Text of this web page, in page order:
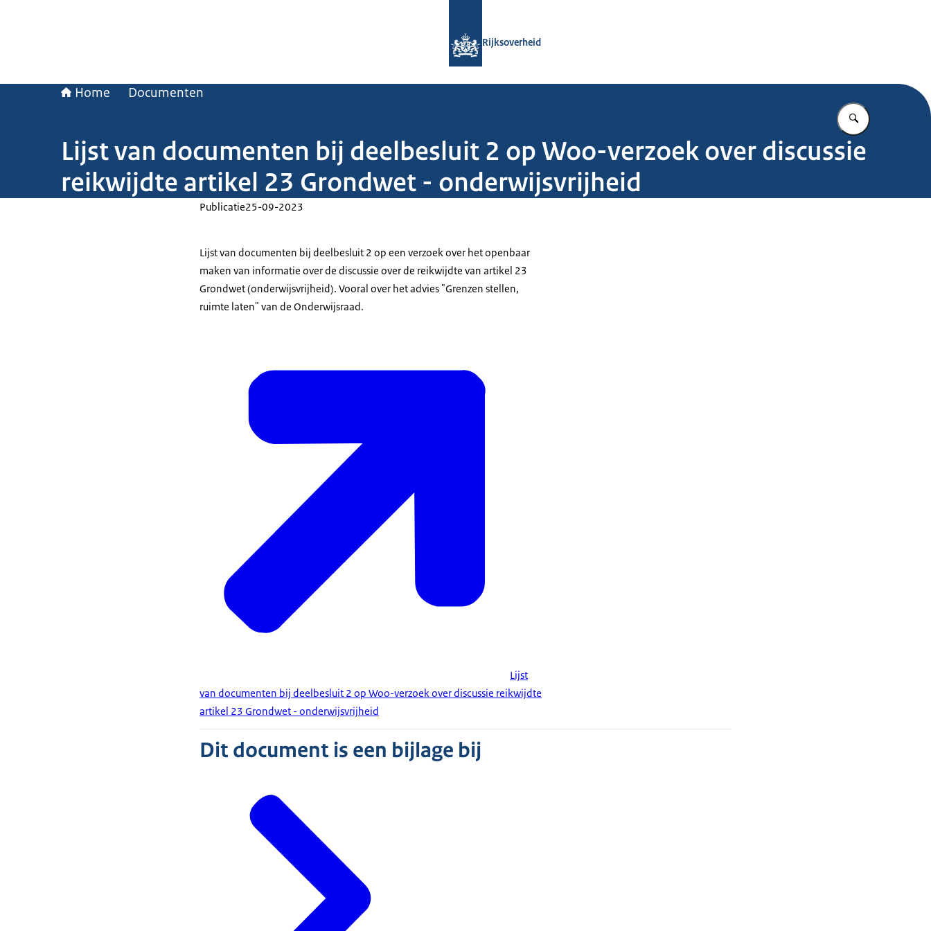
Rijksoverheid
Home Documenten
Vul in wat u
Lijst van documenten bij deelbesluit 2 op Woo-verzoek over discussie
reikwijdte artikel 23 Grondwet - onderwijsvrijheid
Publicatie25-09-2023
Lijst van documenten bij deelbesluit 2 op een verzoek over het openbaar
maken van informatie over de discussie over de reikwijdte van artikel 23
Grondwet (onderwijsvrijheid). Vooral over het advies "Grenzen stellen,
ruimte laten" van de Onderwijsraad.
Lijst
van documenten bij deelbesluit 2 op Woo-verzoek over discussie reikwijdte
artikel 23 Grondwet - onderwijsvrijheid
Dit document is een bijlage bij